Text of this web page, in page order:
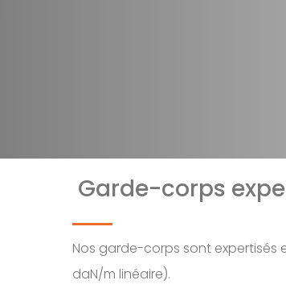
Garde-corps
Nos garde-corps sont expertisés
daN/m linéaire).